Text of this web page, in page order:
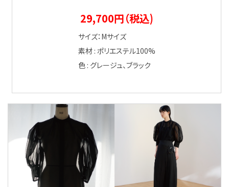
29,700円（税込)
サイズ：Mサイズ
素材 : ポリエステル100%
色 : グレージュ、ブラック